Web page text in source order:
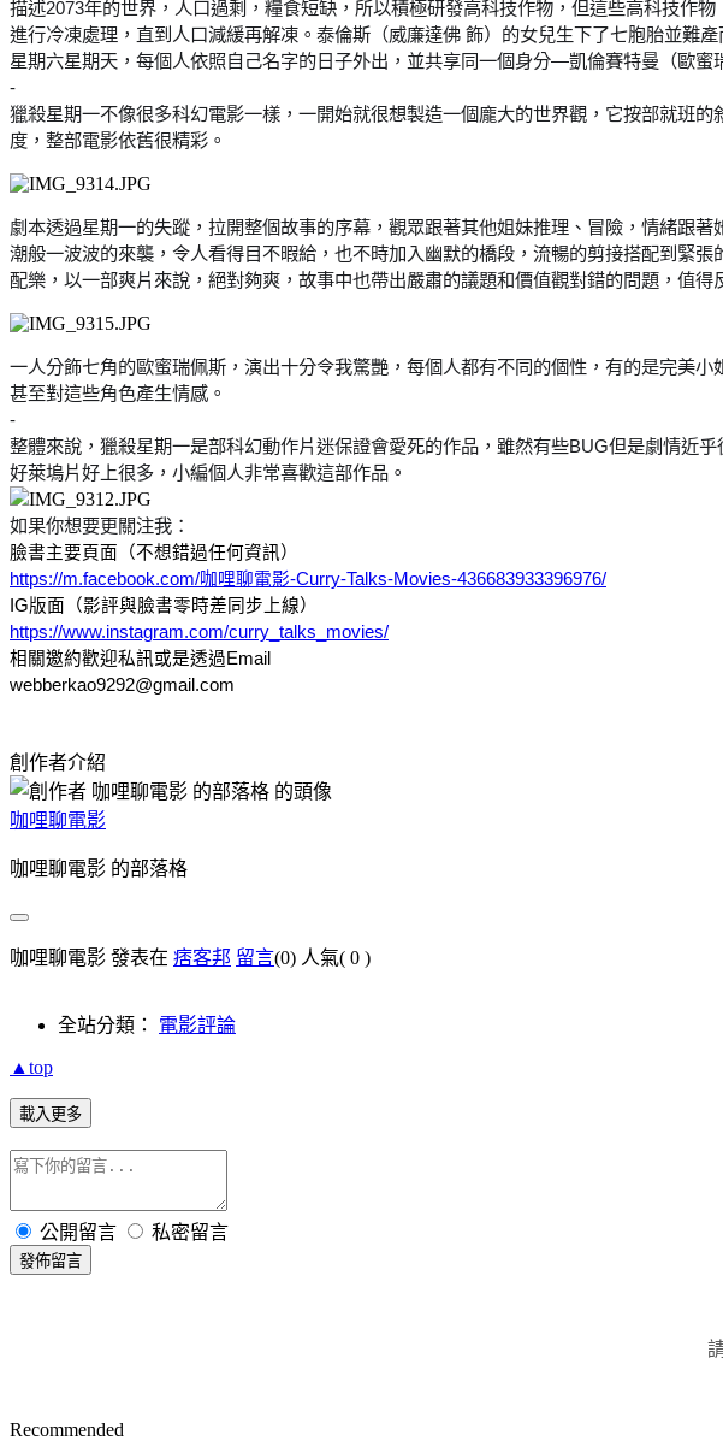
描述2073年的世界，人口過剩，糧食短缺，所以積極研發高科技作物，但這些高科技作
進行冷凍處理，直到人口減緩再解凍。 泰倫斯（威廉達佛 飾）的女兒生下了七胞胎並難
星期六星期天，每個人依照自己名字的日子外出，並共享同一個身分—凱倫賽特曼（歐
-
獵殺星期一不像很多科幻電影一樣，一開始就很想製造一個龐大的世界觀，它按部就班
度，整部電影依舊很精彩。
劇本透過星期一的失蹤，拉開整個故事的序幕，觀眾跟著其他姐妹推理、冒險，情緒跟
潮般一波波的來襲，令人看得目不暇給，也不時加入幽默的橋段，流暢的剪接搭配到緊
配樂，以一部爽片來說，絕對夠爽，故事中也帶出嚴肅的議題和價值觀對錯的問題，值得
一人分飾七角的歐蜜瑞佩斯，演出十分令我驚艷，每個人都有不同的個性，有的是完美
甚至對這些角色產生情感。
-
整體來說，獵殺星期一是部科幻動作片迷保證會愛死的作品，雖然有些BUG但是劇情近
好萊塢片好上很多，小編個人非常喜歡這部作品。
如果你想要更關注我：
臉書主要頁面（不想錯過任何資訊）
https://m.facebook.com/咖哩聊電影-Curry-Talks-Movies-436683933396976/
IG版面（影評與臉書零時差同步上線）
https://www.instagram.com/curry_talks_movies/
相關邀約歡迎私訊或是透過Email
webberkao9292@gmail.com
創作者介紹
咖哩聊電影
咖哩聊電影 的部落格
咖哩聊電影 發表在 痞客邦 留言(0) 人氣( 0 )
全站分類： 電影評論
▲top
載入更多
公開留言 私密留言
發佈留言
Recommended